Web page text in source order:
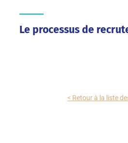
Le processus de
< Retour à la liste